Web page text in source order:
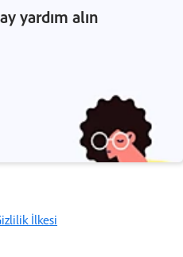
yardım alın
İlkesi